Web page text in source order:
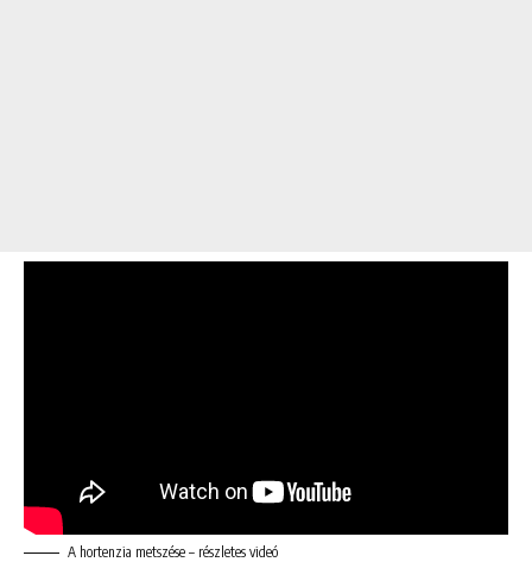
A hortenzia metszése – részletes videó